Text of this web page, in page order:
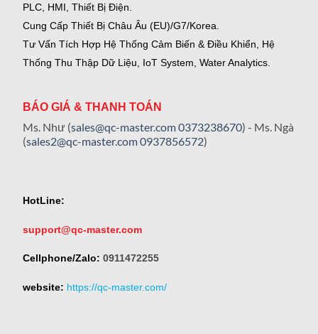
PLC, HMI, Thiết Bị Điện.
Cung Cấp Thiết Bị Châu Âu (EU)/G7/Korea.
Tư Vấn Tích Hợp Hệ Thống Cảm Biến & Điều Khiển, Hệ
Thống Thu Thập Dữ Liệu, IoT System, Water Analytics.
BÁO GIÁ & THANH TOÁN
Ms. Như (sales@qc-master.com0373238670) - Ms. Ngà
(sales2@qc-master.com0937856572)
HotLine:
support@qc-master.com
Cellphone/Zalo: 0911472255
website: https://qc-master.com/